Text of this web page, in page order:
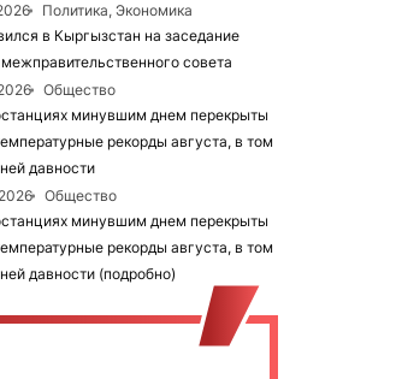
Политика, Экономика
в Кыргызстан на заседание
совета
Общество
минувшим днем перекрыты
рекорды августа, в том
давности
Общество
минувшим днем перекрыты
рекорды августа, в том
давности (подробно)